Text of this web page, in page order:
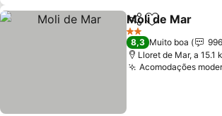
PartilharAdicionar
Moli de Mar
2 Estrelas
8,3 Muito boa
Lloret de Mar, a 15.1
Acomodações